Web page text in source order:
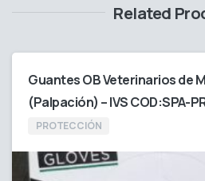
Related
Guantes OB Veterinarios de
(Palpación) – IVS COD:SPA-
PROTECCIÓN